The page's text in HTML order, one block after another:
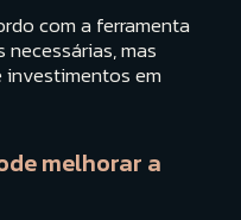
com a ferramenta
mas
investimentos em
melhorar a